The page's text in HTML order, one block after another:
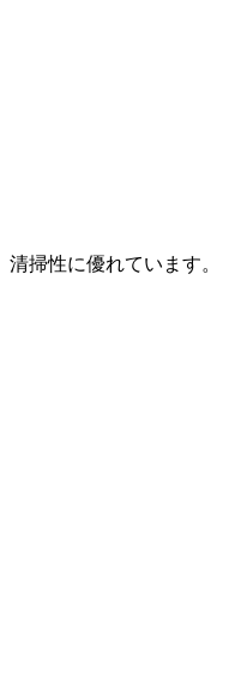
掃性に優れています。